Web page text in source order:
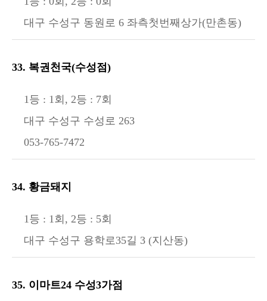
대구 수성구 동원로 6 좌측첫번째상가(만촌동)
33. 복권천국(수성점)
1등 : 1회, 2등 : 7회
대구 수성구 수성로 263
053-765-7472
34. 황금돼지
1등 : 1회, 2등 : 5회
대구 수성구 용학로35길 3 (지산동)
35. 이마트24 수성3가점